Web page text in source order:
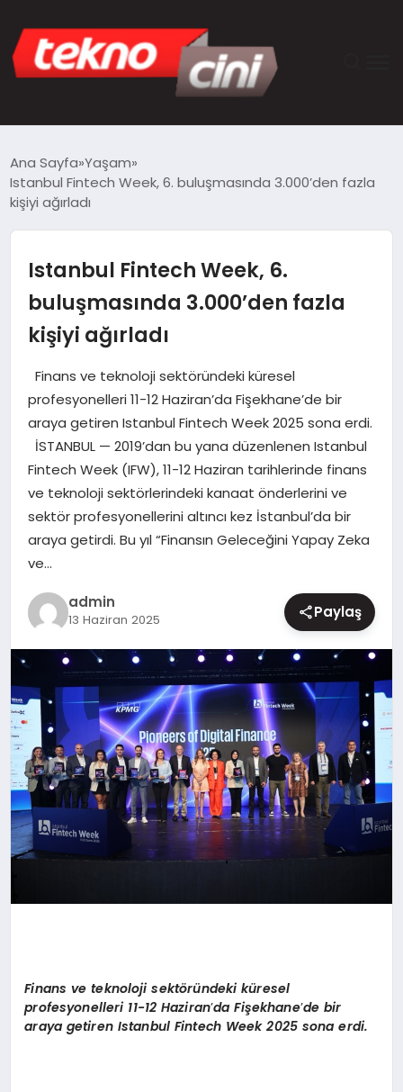
TEKNOLOJI
SAĞLIK
DÜNYA
MAGAZIN
Ana Sayfa Yaşam
Istanbul Fintech Week, 6. buluşmasında 3.000’den fazla
kişiyi ağırladı
Istanbul Fintech Week, 6.
buluşmasında 3.000’den fazla
kişiyi ağırladı
Finans ve teknoloji sektöründeki küresel
profesyonelleri 11-12 Haziran’da Fişekhane’de bir
araya getiren Istanbul Fintech Week 2025 sona erdi.
İSTANBUL — 2019’dan bu yana düzenlenen Istanbul
Fintech Week (IFW), 11-12 Haziran tarihlerinde finans
ve teknoloji sektörlerindeki kanaat önderlerini ve
sektör profesyonellerini altıncı kez İstanbul’da bir
araya getirdi. Bu yıl “Finansın Geleceğini Yapay Zeka
ve…
admin
13 Haziran 2025 Paylaş
Finans ve teknoloji sektöründeki küresel
profesyonelleri 11-12 Haziran’da Fişekhane’de bir
araya getiren Istanbul Fintech Week 2025 sona erdi.